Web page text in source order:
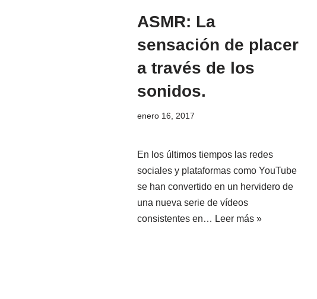
ASMR: La
sensación de placer
a través de los
sonidos.
enero 16, 2017
En los últimos tiempos las redes
sociales y plataformas como YouTube
se han convertido en un hervidero de
una nueva serie de vídeos
consistentes en… Leer más »